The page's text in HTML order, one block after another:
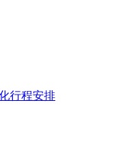
行程安排